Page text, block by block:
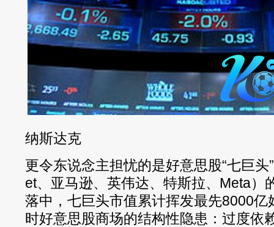
纳斯达克
更令东说念主担忧的是好意思股“七巨
et、亚马逊、英伟达、特斯拉、Meta）
落中，七巨头市值累计挥发最先8000亿
时好意思股商场的结构性隐患：过度依